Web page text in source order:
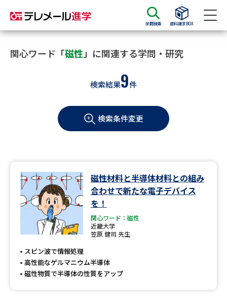
学問検索 資料請求BOX
資料請求 資料検索
大学・短大の資料種類から請求
学部・学科パンフ
過去問題集
大学・短大以外の資料から請求
専門学校の資料請求
留学・進学関連、塾・予備校
大学入学共通テスト「受験上の
関心ワード「磁性 」に関連する学問・研究
検索結果9件
検索条件変更
磁性材料と半導体材料との組み
合わせで新たな電子デバイス
を！
関心ワード：磁性
近畿大学
笠原 健司 先生
スピン波で情報処理
高性能なゲルマニウム半導体
磁性物質で半導体の性質をアップ